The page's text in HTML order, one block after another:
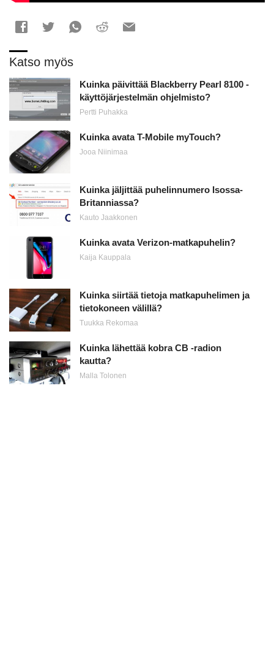
Katso myös
Kuinka päivittää Blackberry Pearl 8100 -
käyttöjärjestelmän ohjelmisto?
Pertti Puhakka
Kuinka avata T-Mobile myTouch?
Jooa Niinimaa
Kuinka jäljittää puhelinnumero Isossa-
Britanniassa?
Kauto Jaakkonen
Kuinka avata Verizon-matkapuhelin?
Kaija Kauppala
Kuinka siirtää tietoja matkapuhelimen ja
tietokoneen välillä?
Tuukka Rekomaa
Kuinka lähettää kobra CB -radion
kautta?
Malla Tolonen